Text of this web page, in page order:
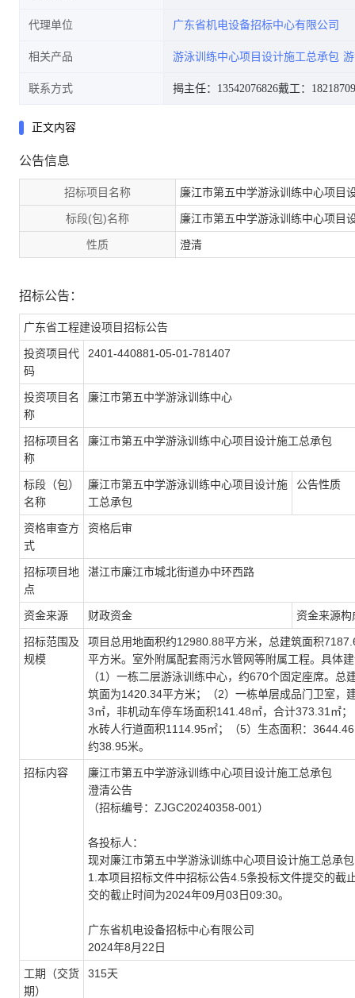
代理单位 广东省机电设备招标中心有限公司
相关产品 游泳训练中心项目设计施工总承包
联系方式 揭主任：13542076826戴工：
正文内容
公告信息
招标项目名称 廉江市第五中学游泳训练中心项目
标段(包)名称 廉江市第五中学游泳训练中心项目
性质 澄清
招标公告：
广东省工程建设项目招标公告
投资项目代
码
2401-440881-05-01-781407
投资项目名
称
廉江市第五中学游泳训练中心
招标项目名
称
廉江市第五中学游泳训练中心项目设计施工总承包
标段（包）
名称
廉江市第五中学游泳训练中心项目设计施
工总承包
公告性质
资格审查方
式
资格后审
招标项目地
点
湛江市廉江市城北街道办中环西路
资金来源 财政资金 资金来源构
招标范围及
规模
项目总用地面积约12980.88平方米，总建筑面积
平方米。室外附属配套雨污水管网等附属工程。具体
（1）一栋二层游泳训练中心，约670个固定座席。
筑面为1420.34平方米；（2）一栋单层成品门卫室，
3㎡，非机动车停车场面积141.48㎡，合计373.31㎡
水砖人行道面积1114.95㎡；（5）生态面积：
约38.95米。
招标内容
廉江市第五中学游泳训练中心项目设计施工总承包
澄清公告
（招标编号：ZJGC20240358-001）
各投标人：
现对廉江市第五中学游泳训练中心项目设计施工总承
1 本项目招标文件中招标公告4.5条投标文件提交的截
交的截止时间为2024年09月03日09:30。
广东省机电设备招标中心有限公司
2024年8月 22日
工期（交货
期）
315天